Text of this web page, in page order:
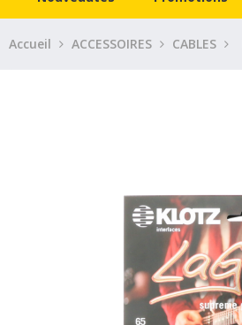
Accueil ACCESSOIRES CABLES